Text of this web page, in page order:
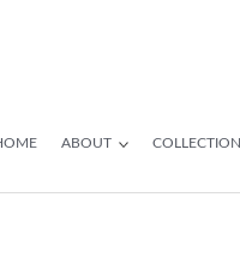
ABOUT COLLECTION